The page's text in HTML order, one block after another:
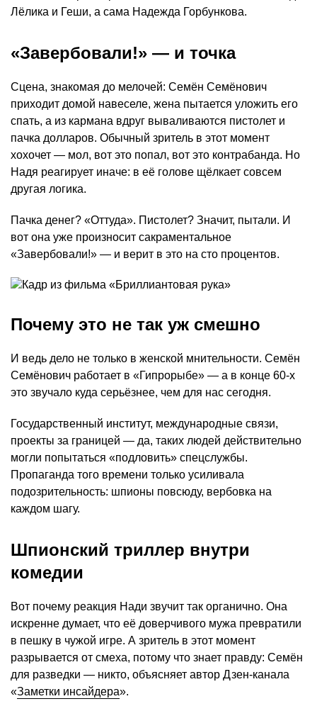
Лёлика и Геши, а сама Надежда Горбункова.
«Завербовали!» — и точка
Сцена, знакомая до мелочей: Семён Семёнович
приходит домой навеселе, жена пытается уложить его
спать, а из кармана вдруг вываливаются пистолет и
пачка долларов. Обычный зритель в этот момент
хохочет — мол, вот это попал, вот это контрабанда. Но
Надя реагирует иначе: в её голове щёлкает совсем
другая логика.
Пачка денег? «Оттуда». Пистолет? Значит, пытали. И
вот она уже произносит сакраментальное
«Завербовали!» — и верит в это на сто процентов.
Почему это не так уж смешно
И ведь дело не только в женской мнительности. Семён
Семёнович работает в «Гипрорыбе» — а в конце 60-х
это звучало куда серьёзнее, чем для нас сегодня.
Государственный институт, международные связи,
проекты за границей — да, таких людей действительно
могли попытаться «подловить» спецслужбы.
Пропаганда того времени только усиливала
подозрительность: шпионы повсюду, вербовка на
каждом шагу.
Шпионский триллер внутри
комедии
Вот почему реакция Нади звучит так органично. Она
искренне думает, что её доверчивого мужа превратили
в пешку в чужой игре. А зритель в этот момент
разрывается от смеха, потому что знает правду: Семён
для разведки — никто, объясняет автор Дзен-канала
«Заметки инсайдера».